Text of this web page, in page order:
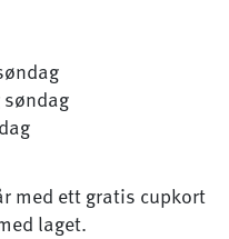
med ett gratis cupkort
laget.